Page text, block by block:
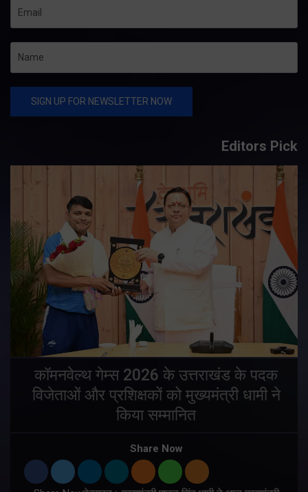
Editors Pick
कॉमनवेल्थ गेम्स 2026 के उत्तराखंड के पदक
विजेताओं और प्रशिक्षकों को मुख्यमंत्री धामी ने
किया सम्मानित
Share Now